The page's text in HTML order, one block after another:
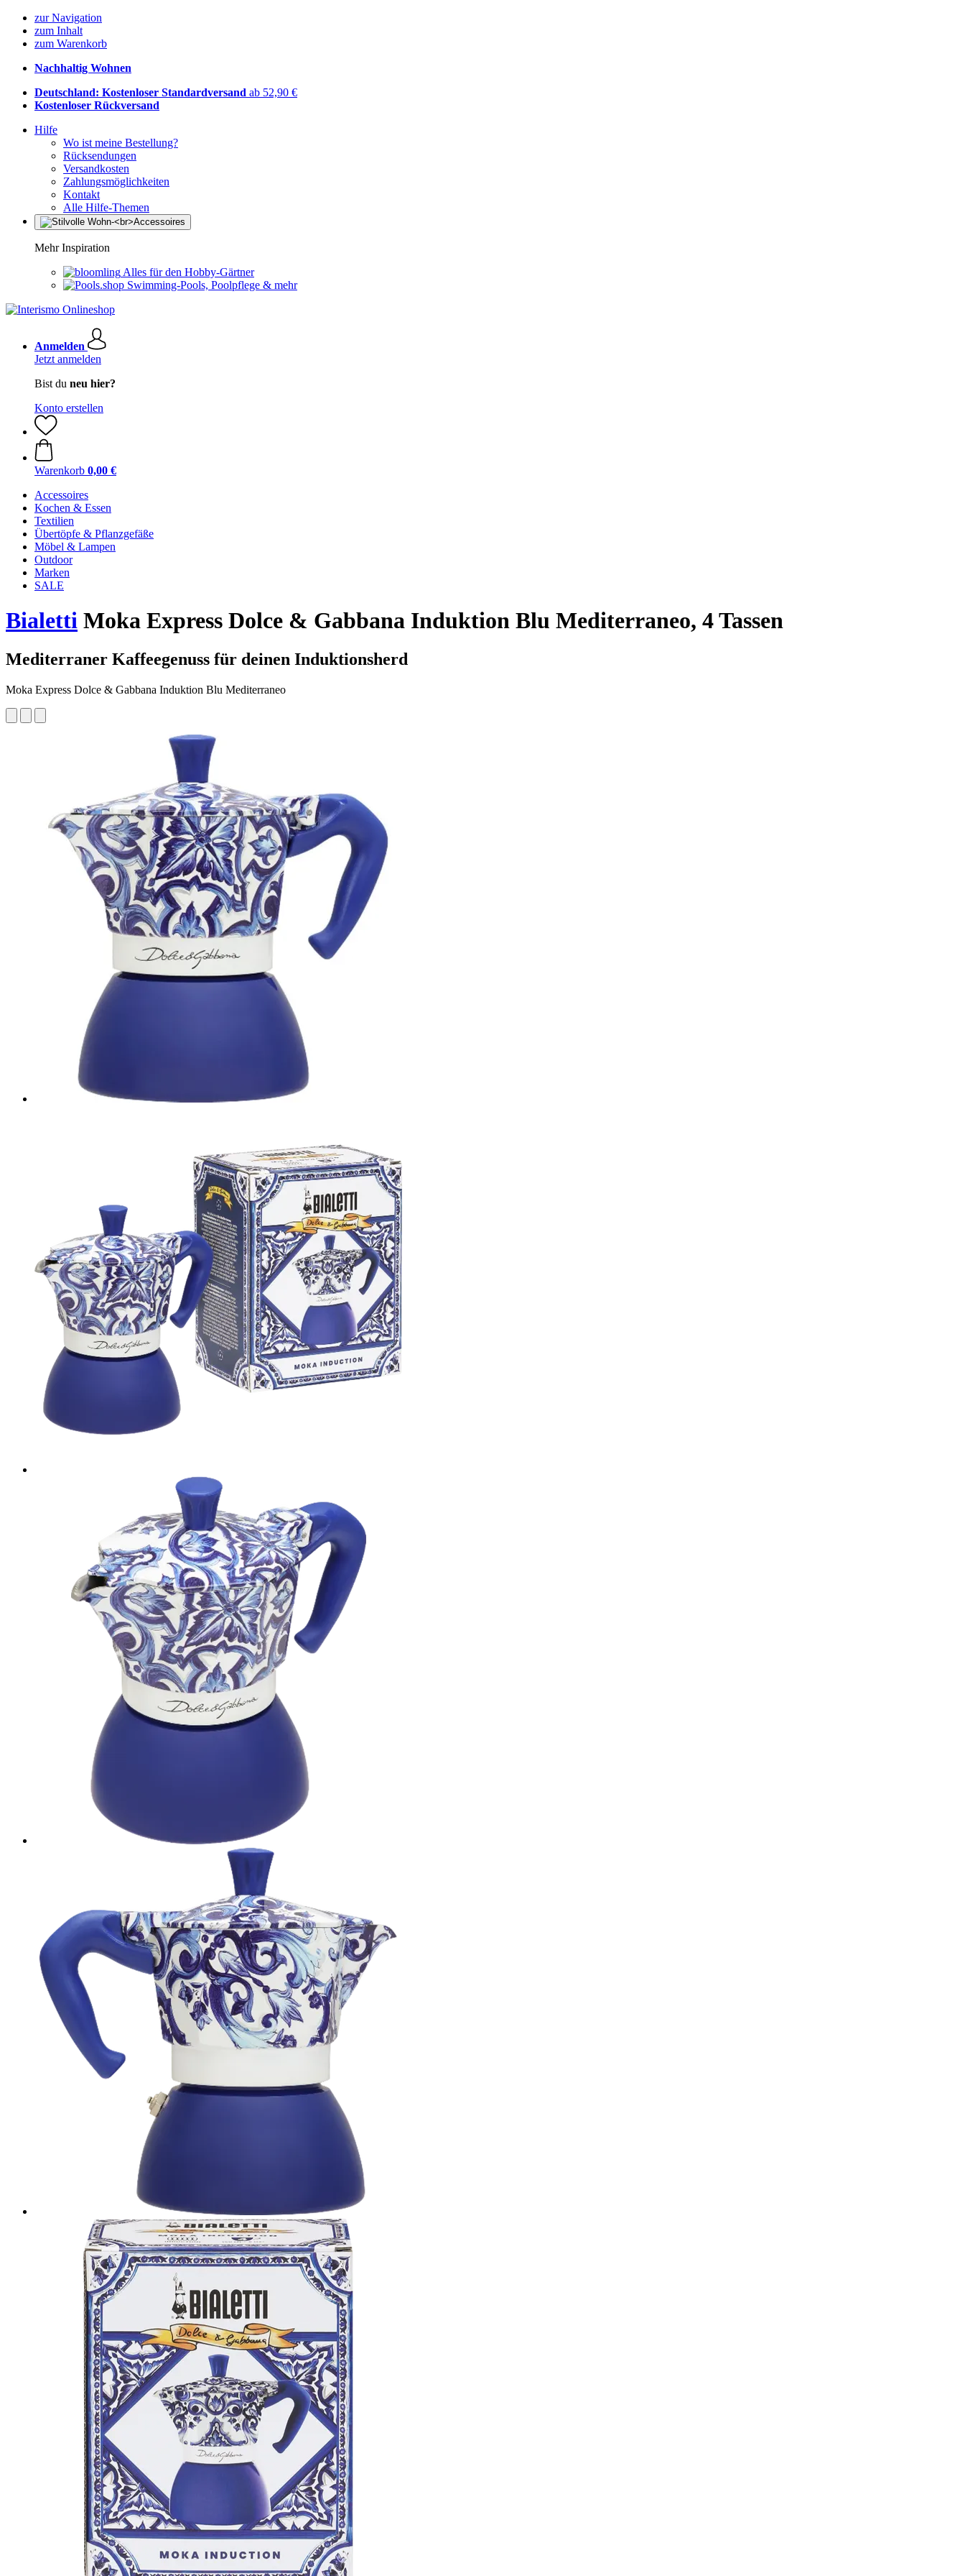
zur Navigation
zum Inhalt
zum Warenkorb
Nachhaltig Wohnen
Deutschland: Kostenloser Standardversand ab 52,90 €
Kostenloser Rückversand
Hilfe
Wo ist meine Bestellung?
Rücksendungen
Versandkosten
Zahlungsmöglichkeiten
Kontakt
Alle Hilfe-Themen
Mehr Inspiration
Alles für den Hobby-Gärtner
Swimming-Pools, Poolpflege & mehr
Anmelden
Jetzt anmelden
Bist du neu hier?
Konto erstellen
Warenkorb 0,00 €
Accessoires
Kochen & Essen
Textilien
Übertöpfe & Pflanzgefäße
Möbel & Lampen
Outdoor
Marken
SALE
Bialetti Moka Express Dolce & Gabbana Induktion Blu Mediterraneo, 4 Tassen
Mediterraner Kaffeegenuss für deinen Induktionsherd
Moka Express Dolce & Gabbana Induktion Blu Mediterraneo